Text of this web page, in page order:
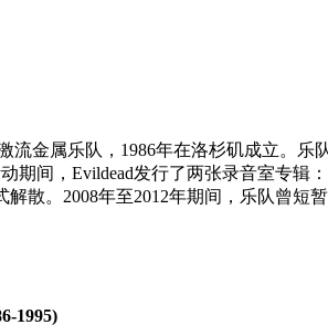
流金属乐队，1986年在洛杉矶成立。乐
期间，Evildead发行了两张录音室专辑
解散。2008年至2012年期间，乐队曾短
1995)